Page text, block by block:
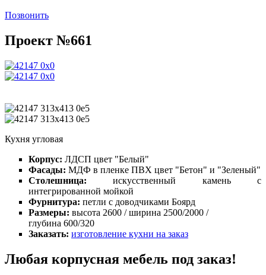
Позвонить
Проект №661
Кухня угловая
Корпус: ЛДСП цвет "Белый"
Фасады: МДФ в пленке ПВХ цвет "Бетон" и "Зеленый"
Столешница:искусственный камень с
интегрированной мойкой
Фурнитура: петли с доводчиками Боярд
Размеры: высота 2600 / ширина 2500/2000 /
глубина 600/320
Заказать: изготовление кухни на заказ
Любая корпусная мебель под заказ!